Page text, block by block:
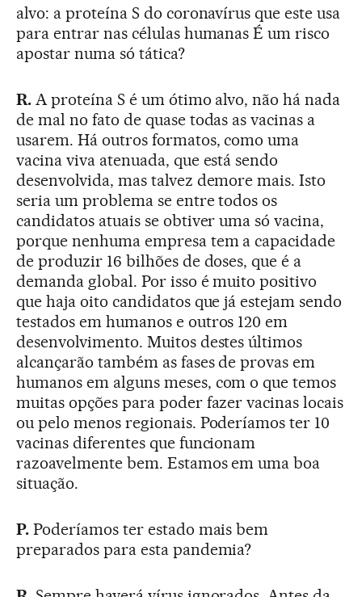
alvo: a proteína S do coronavírus que este usa
para entrar nas células humanas É um risco
apostar numa só tática?
R.A proteína S é um ótimo alvo, não há nada
de mal no fato de quase todas as vacinas a
usarem. Há outros formatos, como uma
vacina viva atenuada, que está sendo
desenvolvida, mas talvez demore mais. Isto
seria um problema se entre todos os
candidatos atuais se obtiver uma só vacina,
porque nenhuma empresa tem a capacidade
de produzir 16 bilhões de doses, que é a
demanda global. Por isso é muito positivo
que haja oito candidatos que já estejam sendo
testados em humanos e outros 120 em
desenvolvimento. Muitos destes últimos
alcançarão também as fases de provas em
humanos em alguns meses, com o que temos
muitas opções para poder fazer vacinas locais
ou pelo menos regionais. Poderíamos ter 10
vacinas diferentes que funcionam
razoavelmente bem. Estamos em uma boa
situação.
P.Poderíamos ter estado mais bem
preparados para esta pandemia?